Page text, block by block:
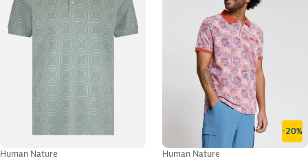
Human Nature
-20%
Human Nature